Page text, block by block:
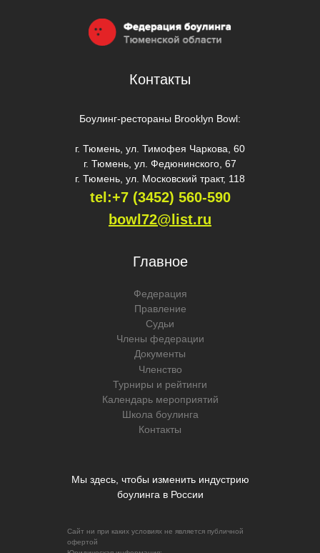
Сайт ни при каких условиях не является публичной
офертой
Контакты
Боулинг-рестораны Brooklyn Bowl:
г. Тюмень, ул. Тимофея Чаркова, 60
г. Тюмень, ул. Федюнинского, 67
г. Тюмень, ул. Московский тракт, 118
tel:+7 (3452) 560-590
bowl72@list.ru
Мы здесь, чтобы изменить индустрию
боулинга в России
Главное
Федерация
Правление
Судьи
Члены федерации
Документы
Членство
Турниры и рейтинги
Календарь мероприятий
Школа боулинга
Контакты